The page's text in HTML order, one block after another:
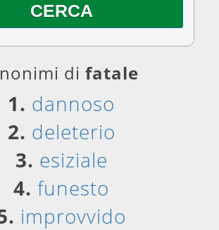
di fatale
1. dannoso
2. deleterio
3. esiziale
4. funesto
improvvido